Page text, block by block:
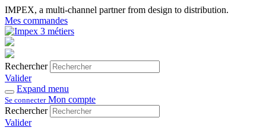
IMPEX, a multi-channel partner from design to distribution.
Mes commandes
Rechercher
Valider
Expand menu
Se connecter Mon compte
Rechercher
Valider